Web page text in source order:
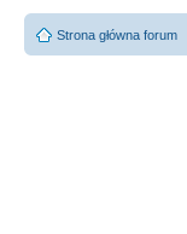
Strona główna forum